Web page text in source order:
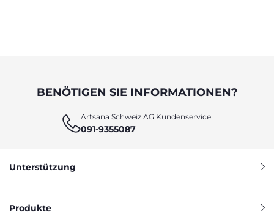
BENÖTIGEN SIE INFORMATIONEN?
Artsana Schweiz AG Kundenservice
091-9355087
Unterstützung
Produkte